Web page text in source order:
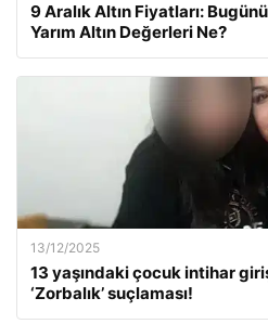
9 Aralık Altın Fiyatları:
Yarım Altın Değerleri Ne?
13/12/2025
13 yaşındaki çocuk intihar
‘Zorbalık’ suçlaması!